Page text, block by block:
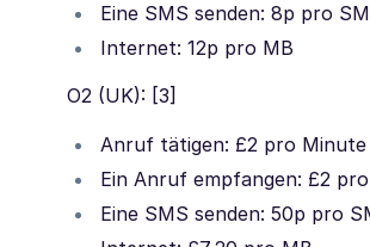
Eine SMS senden: 8p pro
Internet: 12p pro MB
O2 (UK): [3]
Anruf tätigen: £2 pro Minute
Ein Anruf empfangen: £2
Eine SMS senden: 50p pro